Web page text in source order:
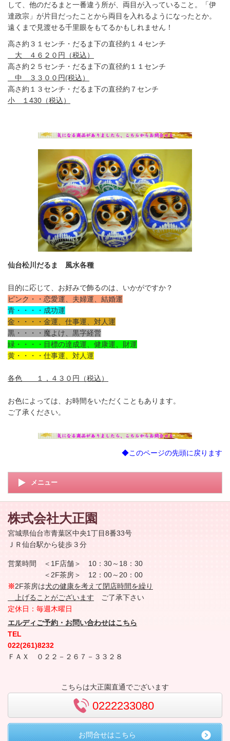
して、他のだるまと一番違う所が、両目が入っていること。「伊
達政宗」が片目だったことから両目を入れるようになったとか。
遠くまで見渡せる千里眼をもてるかもしれません！
高さ約３１センチ・だるま下の直径約１４センチ
大 ４６２０円（税込）
高さ約２５センチ・だるま下の直径約１１センチ
中 ３３００円(税込）
高さ約１３センチ・だるま下の直径約７センチ
小 １430（税込）
仙台松川だるま 風水各種
目的に応じて、お好みで飾るのは、いかがですか？
ピンク・・恋愛運、夫婦運、結婚運
青・・・・成功運
金・・・・金運、仕事運、対人運
黒・・・・魔よけ、黒字経営
緑・・・・目標の達成運、健康運、財運
黄・・・・仕事運、対人運
各色 １，４３０円（税込）
お色によっては、お時間をいただくこともあります。
ご了承ください。
◆このページの先頭に戻ります
メニュー
株式会社大正園
宮城県仙台市青葉区中央1丁目8番33号
ＪＲ仙台駅から徒歩３分
営業時間 ＜1F店舗＞ 10：30～18：30
＜2F茶房＞ 12：00～20：00
※2F茶房は犬の健康を考えて閉店時間を繰り
上げることがございます ご了承下さい
定休日：毎週木曜日
エルディご予約・お問い合わせはこちら
TEL
022(261)8232
ＦＡＸ ０２２－２６７－３３２８
こちらは大正園直通でございます
0222233080
お問合せはこちら